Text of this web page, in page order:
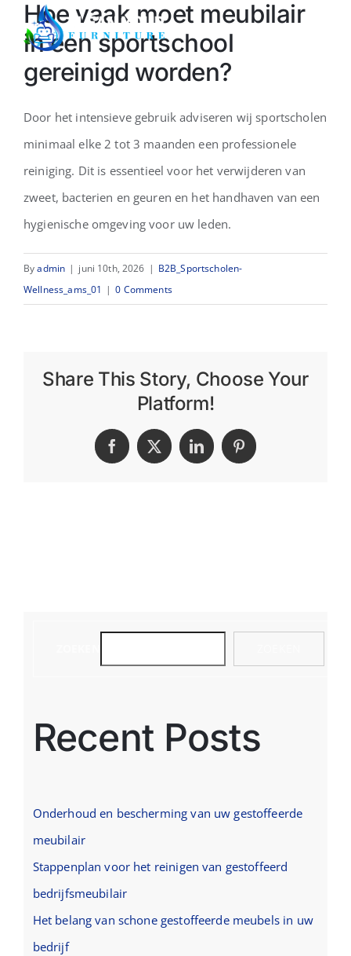
content
Over ons
Sectoren
Hoe vaak moet meubilair
in een sportschool
gereinigd worden?
Door het intensieve gebruik adviseren wij sportscholen
minimaal elke 2 tot 3 maanden een professionele
reiniging. Dit is essentieel voor het verwijderen van
zweet, bacterien en geuren en het handhaven van een
hygienische omgeving voor uw leden.
Byadmin | juni 10th, 2026 | B2B_Sportscholen-
Wellness_ams_01 | 0 Comments
Share This Story, Choose Your
Platform!
Facebook
X LinkedInPinterest
Recent Posts
Onderhoud en bescherming van uw gestoffeerde
meubilair
Stappenplan voor het reinigen van gestoffeerd
bedrijfsmeubilair
Het belang van schone gestoffeerde meubels in uw
bedrijf